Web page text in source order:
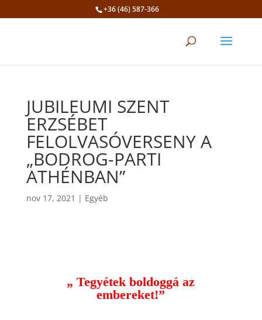
+36 (46) 587-366
JUBILEUMI SZENT
ERZSÉBET
FELOLVASÓVERSENY A
„BODROG-PARTI
ATHÉNBAN”
nov 17, 2021 | Egyéb
„ Tegyétek boldoggá az
embereket!”